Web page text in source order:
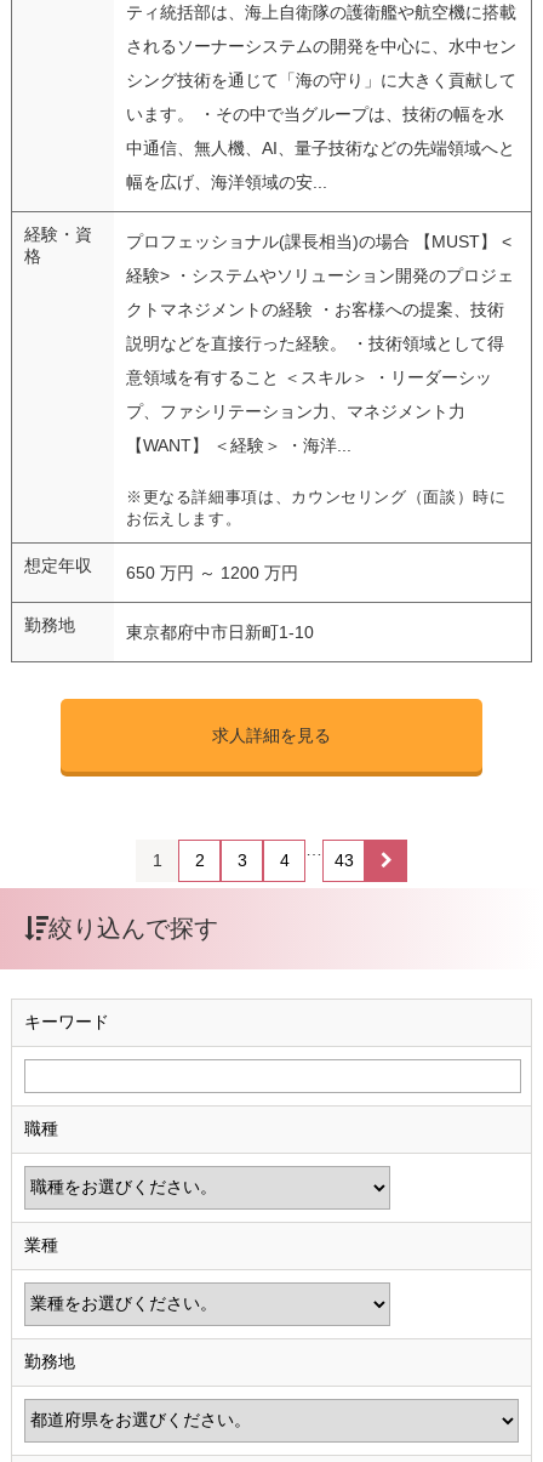
ティ統括部は、海上自衛隊の護衛艦や航空機に搭載
されるソーナーシステムの開発を中心に、水中セン
シング技術を通じて「海の守り」に大きく貢献して
います。 ・その中で当グループは、技術の幅を水
中通信、無人機、AI、量子技術などの先端領域へと
幅を広げ、海洋領域の安...
経験・資
格
プロフェッショナル(課長相当)の場合 【MUST】 <
経験> ・システムやソリューション開発のプロジェ
クトマネジメントの経験 ・お客様への提案、技術
説明などを直接行った経験。 ・技術領域として得
意領域を有すること ＜スキル＞ ・リーダーシッ
プ、ファシリテーション力、マネジメント力
【WANT】 ＜経験＞ ・海洋...
※更なる詳細事項は、カウンセリング（面談）時に
お伝えします。
想定年収 650 万円 ～ 1200 万円
勤務地 東京都府中市日新町1-10
求人詳細を見る
1 2 3 4 43
絞り込んで探す
キーワード
職種
業種
勤務地